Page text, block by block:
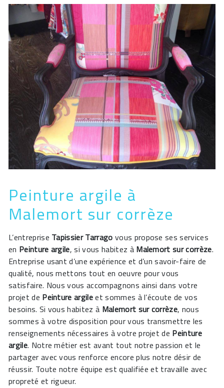
Peinture argile à
Malemort sur corrèze
L’entreprise Tapissier Tarrago vous propose ses services
en Peinture argile, si vous habitez à Malemort sur corrèze.
Entreprise usant d’une expérience et d’un savoir-faire de
qualité, nous mettons tout en oeuvre pour vous
satisfaire. Nous vous accompagnons ainsi dans votre
projet de Peinture argileet sommes à l’écoute de vos
besoins. Si vous habitez à Malemort sur corrèze, nous
sommes à votre disposition pour vous transmettre les
renseignements nécessaires à votre projet de Peinture
argile. Notre métier est avant tout notre passion et le
partager avec vous renforce encore plus notre désir de
réussir. Toute notre équipe est qualifiée et travaille avec
propreté et rigueur.